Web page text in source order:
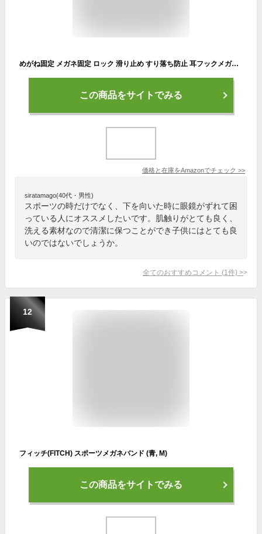
めがね固定 メガネ固定 ロック 滑り止め すり落ち防止 耳フックメガネ アクセサリー シリコーン素材 男女兼用 スポーツ 眼鏡脚直径5-12mmに対応 4枚 クリア
この商品をサイトでみる
価格と在庫をAmazonでチェック >>
siratamago(40代・男性)
スポーツの時だけでなく、下を向いた時に眼鏡がずれて困
っている人にオススメしたいです。肌触りがとても良く、
洗える素材なので清潔に保つことができ子供にはとても良
いのではないでしょうか。
全てのおすすめコメント (1 件) >
12
フィッチ(FITCH) スポーツメガネバンド (青, M)
この商品をサイトでみる